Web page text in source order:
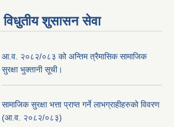
विधुतीय शुसासन सेवा
आ.व. २०८२/०८३ को अन्तिम त्रैमासिक सामाजिक
सुरक्षा भुक्तानी सूची।
सामाजिक सुरक्षा भत्ता प्राप्त गर्ने लाभग्राहीहरुको विवरण
(आ.व. २०८२/०८३)